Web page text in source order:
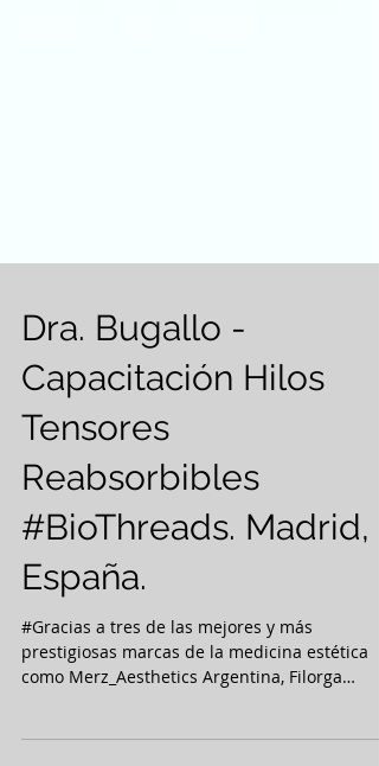
Dra. Bugallo -
Capacitación Hilos
Tensores
Reabsorbibles
‪#‎BioThreads. Madrid,
España.